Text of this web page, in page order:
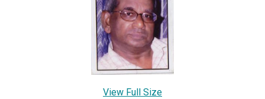
View Full Size